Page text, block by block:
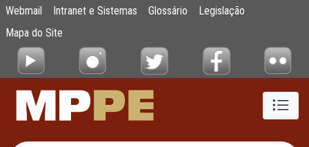
Pular para o Conteúdo principal
Documentos
Webmail Intranet e Sistemas Glossário
Legislação
Mapa do Site